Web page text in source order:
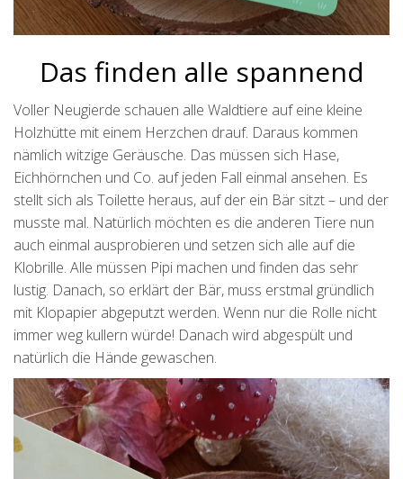
Das finden alle spannend
Voller Neugierde schauen alle Waldtiere auf eine kleine
Holzhütte mit einem Herzchen drauf. Daraus kommen
nämlich witzige Geräusche. Das müssen sich Hase,
Eichhörnchen und Co. auf jeden Fall einmal ansehen. Es
stellt sich als Toilette heraus, auf der ein Bär sitzt – und der
musste mal. Natürlich möchten es die anderen Tiere nun
auch einmal ausprobieren und setzen sich alle auf die
Klobrille. Alle müssen Pipi machen und finden das sehr
lustig. Danach, so erklärt der Bär, muss erstmal gründlich
mit Klopapier abgeputzt werden. Wenn nur die Rolle nicht
immer weg kullern würde! Danach wird abgespült und
natürlich die Hände gewaschen.